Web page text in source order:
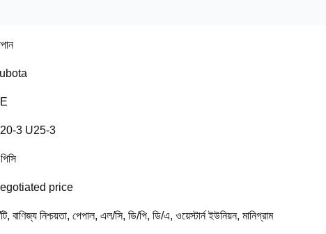
3 U25-3
price
টি, বাণিজ্য নিশ্চয়তা, পেপাল, এল/সি, ডি/পি, ডি/এ, ওয়েস্টার্ন ইউনিয়ন, মানিগ্রাম